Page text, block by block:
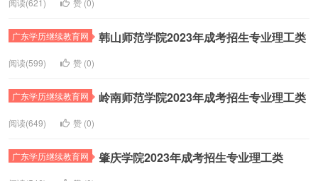
阅读(621) 赞 (0)
广东学历继续教育网 韩山师范学院2023年成考招生专业理工类
阅读(599) 赞 (0)
广东学历继续教育网 岭南师范学院2023年成考招生专业理工类
阅读(649) 赞 (0)
广东学历继续教育网 肇庆学院2023年成考招生专业理工类